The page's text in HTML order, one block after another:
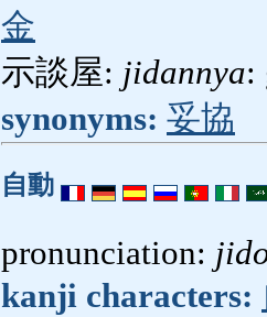
金
示談屋: jidannya:
synonyms: 妥協
自動
pronunciation:
kanji characters: